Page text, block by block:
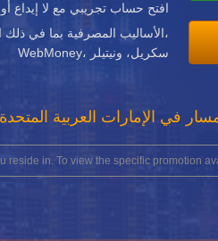
افتح حساب تجريبي مع لا إيداع
الأساليب المصرفية بما في
WebMoney، سكريل، ونيتيلر
في الإمارات العربية المتحدة
in. To view the specific promotion